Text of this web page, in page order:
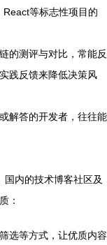
等标志性项目的
的测评与对比，常能反
践反馈来降低决策风
解答的开发者，往往能
内的技术博客社区及
：
选等方式，让优质内容